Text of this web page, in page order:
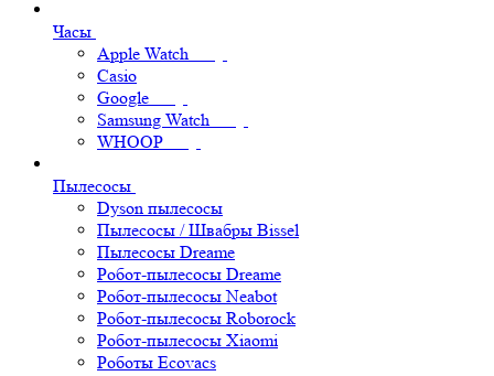
Часы
Apple Watch
Casio
Google
Samsung Watch
WHOOP
Пылесосы
Dyson пылесосы
Пылесосы / Швабры Bissel
Пылесосы Dreame
Робот-пылесосы Dreame
Робот-пылесосы Neabot
Робот-пылесосы Roborock
Робот-пылесосы Xiaomi
Роботы Ecovacs